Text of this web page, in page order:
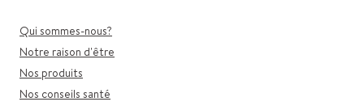
Qui sommes-nous?
Notre raison d'être
Nos produits
Nos conseils santé